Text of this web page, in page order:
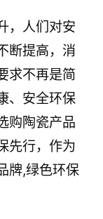
，人们对安
断提高，消
求不再是简
、安全环保
购陶瓷产品
先行，作为
牌,绿色环保